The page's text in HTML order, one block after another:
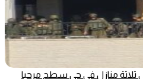
ثلاثة منازل في حي سطح مرحبا